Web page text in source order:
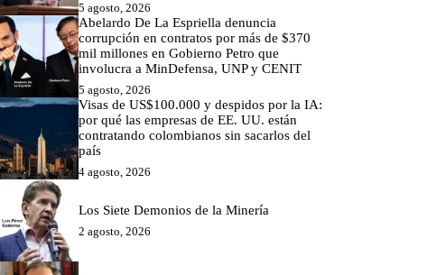
5 agosto, 2026
Abelardo De La Espriella denuncia
corrupción en contratos por más de $370
mil millones en Gobierno Petro que
involucra a MinDefensa, UNP y CENIT
5 agosto, 2026
Visas de US$100.000 y despidos por la IA:
por qué las empresas de EE. UU. están
contratando colombianos sin sacarlos del
país
4 agosto, 2026
Los Siete Demonios de la Minería
2 agosto, 2026